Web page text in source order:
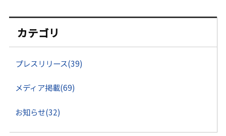
カテゴリ
プレスリリース(39)
メディア掲載(69)
お知らせ(32)